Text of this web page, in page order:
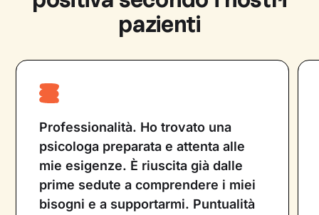
psicologico. Entrambe le figure professionali
lavorano con l’obiettivo di migliorare la vita
pazienti
Professionalità. Ho trovato una
psicologa preparata e attenta alle
mie esigenze. È riuscita già dalle
prime sedute a comprendere i miei
bisogni e a supportarmi. Puntualità